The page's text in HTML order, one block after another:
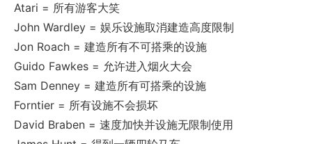
Atari = 所有游客大笑
John Wardley = 娱乐设施取消建造高度限制
Jon Roach = 建造所有不可搭乘的设施
Guido Fawkes = 允许进入烟火大会
Sam Denney = 建造所有可搭乘的设施
Forntier = 所有设施不会损坏
David Braben = 速度加快并设施无限制使用